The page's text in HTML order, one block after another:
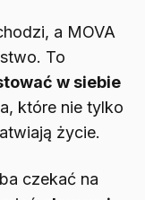
a MOVA
To
w siebie
które nie tylko
życie.
czekać na